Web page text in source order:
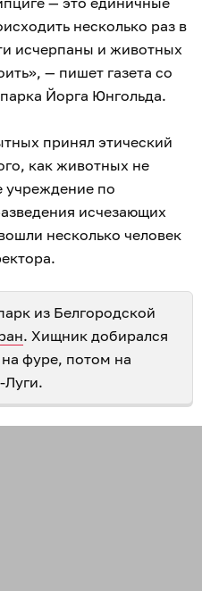
несколько раз в
исчерпаны и животных
— пишет газета со
Йорга Юнгольда.
принял этический
как животных не
учреждение по
исчезающих
несколько человек
из Белгородской
. Хищник добирался
фуре, потом на
Луги.